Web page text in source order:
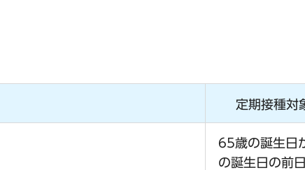
定期接種対
65歳の誕生日
の誕生日の前